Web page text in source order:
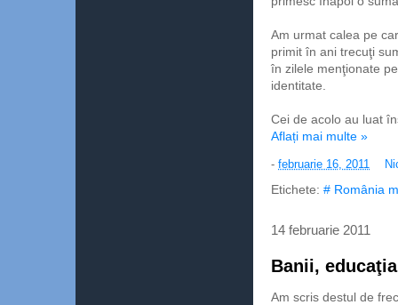
Am urmat calea pe
primit în ani trecuţi
în zilele menţionate
identitate.
Cei de acolo au luat
Aflați mai multe »
- februarie 16, 2011
Etichete: # România
14 februarie 2011
Banii,
Am scris destul de